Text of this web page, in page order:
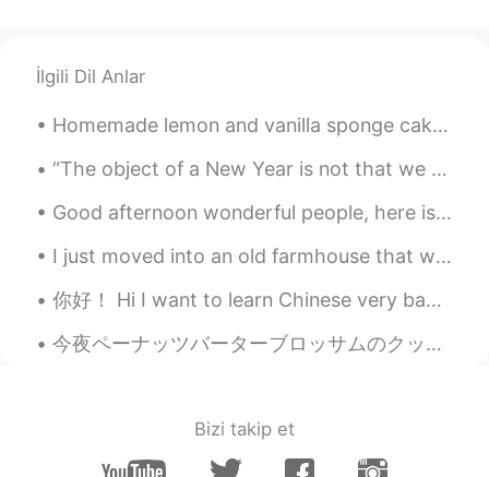
人気がある
そしてダイエットのために便利そう
ちなみに、この辺には今週末に雨
る そう
ちなみに、この辺には今週末に雨にな
あいこ 2021.04.22 21:02
İlgili Dil Anlar
Homemade lemon and vanilla sponge cake with lemon icing ,filled with light cream and lemon marmal...
“The object of a New Year is not that we should have a new year. It is that we should have a new ...
Good afternoon wonderful people, here is another tongue twister for you! Pete's pa pete poked t...
I just moved into an old farmhouse that was built in the 1700s. I was home alone and filming an E...
你好！ Hi I want to learn Chinese very badly! Please help me improve and master the language and I w...
今夜ペーナッツバーターブロッサムのクッキーを作った Tonight I made peanut butter blossom cookies 大抵冬の時期にこんなクッキーを作るけど、これを食べ...
Bizi takip et